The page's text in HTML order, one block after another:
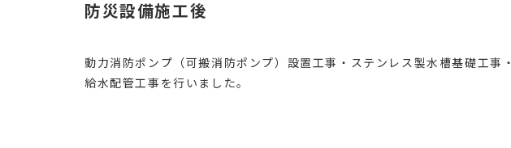
防災設備施工後
動力消防ポンプ（可搬消防ポンプ）設置工事・ステンレス製水槽基礎工事・
給水配管工事を行いました。